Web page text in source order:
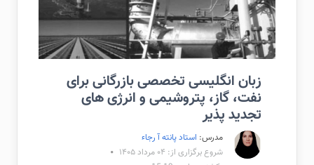
زبان انگلیسی تخصصی بازرگانی برای
نفت، گاز، پتروشیمی و انرژی های
تجدید پذیر
مدرس: استاد پانته آ رجاء
شروع برگزاری از: ۰۴ مرداد ۱۴۰۵